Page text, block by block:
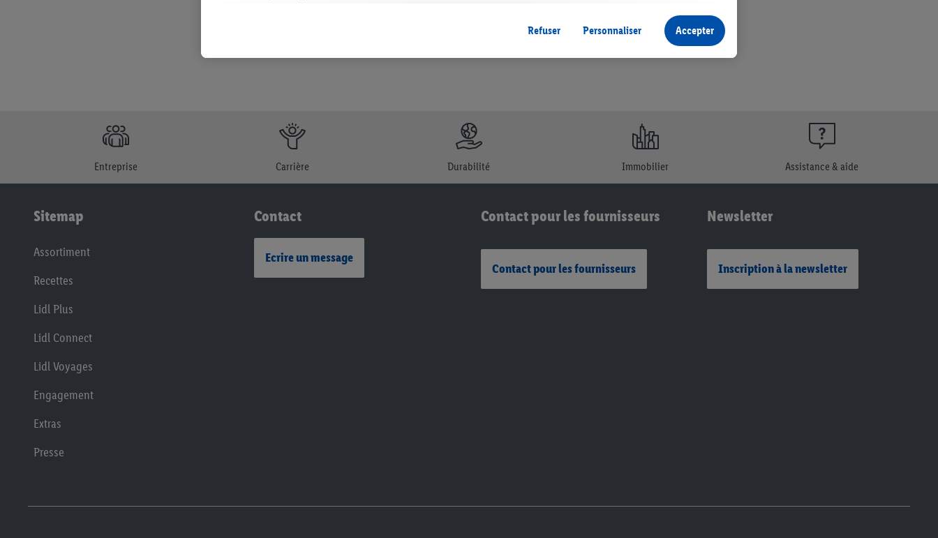
Entreprise Carrière Durabilité Immobilier Assistance & aide
Sitemap
Assortiment
Recettes
Lidl Plus
Lidl Connect
Lidl Voyages
Engagement
Extras
Presse
Contact
Ecrire un message
Contact pour les fournisseurs
Contact pour les fournisseurs
Newsletter
Inscription à la newsletter
Refuser Personnaliser Accepter